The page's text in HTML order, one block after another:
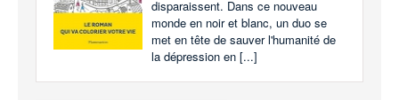
disparaissent. Dans ce nouveau
monde en noir et blanc, un duo se
met en tête de sauver l'humanité de
la dépression en [...]